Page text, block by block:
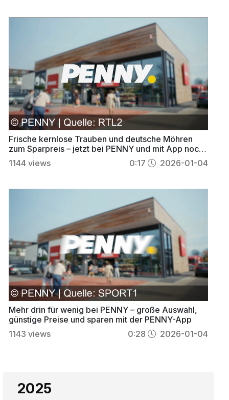
Frische kernlose Trauben und deutsche Möhren
zum Sparpreis – jetzt bei PENNY und mit App noch
günstiger
1144 views 0:17 2026-01-04
Mehr drin für wenig bei PENNY – große Auswahl,
günstige Preise und sparen mit der PENNY-App
1143 views 0:28 2026-01-04
2025